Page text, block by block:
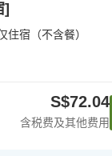
]
住宿（不含餐）
S$72.04
含税费及其他费用